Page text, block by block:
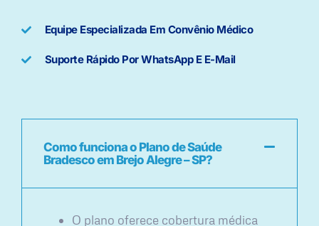
Equipe Especializada Em Convênio Médico
Suporte Rápido Por WhatsApp E E-Mail
Como funciona o Plano de Saúde
Bradesco em Brejo Alegre – SP?
O plano oferece cobertura médica